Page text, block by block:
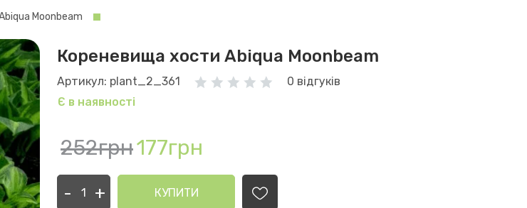
Moonbeam
Кореневища хости Abiqua Moonbeam
Артикул: plant_2_361
0 відгуків
Є в наявності
252грн177грн
- + КУПИТИ